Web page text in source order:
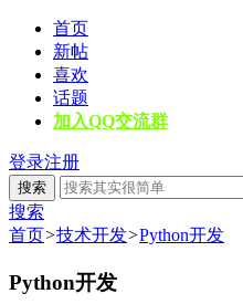
首页
新帖
喜欢
话题
加入QQ交流群
登录注册
搜索
搜索
首页>技术开发>Python开发
Python开发